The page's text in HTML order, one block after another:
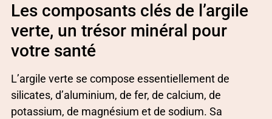
Les composants clés de l’argile
verte, un trésor minéral pour
votre santé
L’argile verte se compose essentiellement de
silicates, d’aluminium, de fer, de calcium, de
potassium, de magnésium et de sodium. Sa